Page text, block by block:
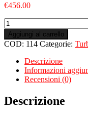
€456.00
Turbo
Nuovo
per
CITROEN
Picasso
HDiFAP
DV6TED4
Aggiungi al carrello
COD: 114 Categorie:
Descrizione
Informazioni
Recensioni (0)
Descrizione